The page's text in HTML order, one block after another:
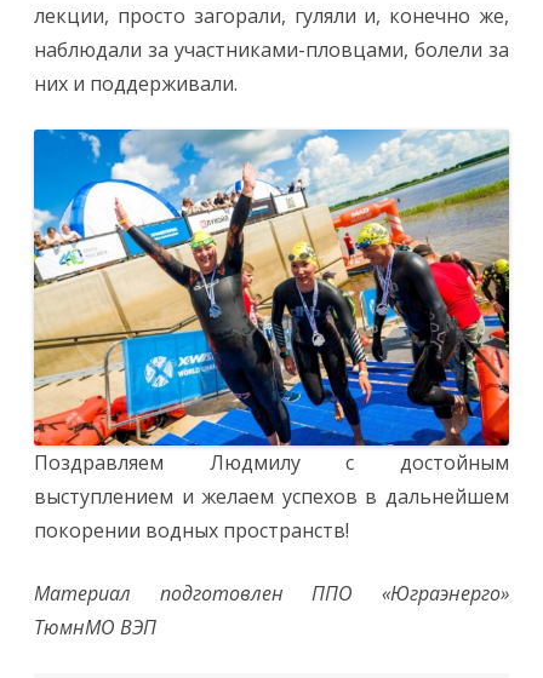
лекции, просто загорали, гуляли и, конечно же,
наблюдали за участниками-пловцами, болели за
них и поддерживали.
Поздравляем Людмилу с достойным
выступлением и желаем успехов в дальнейшем
покорении водных пространств!
Материал подготовлен ППО «Юграэнерго»
ТюмнМО ВЭП